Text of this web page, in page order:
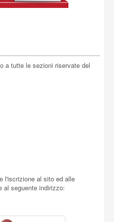
a tutte le sezioni riservate del
l'iscrizione al sito ed alle
al seguente indirizzo: